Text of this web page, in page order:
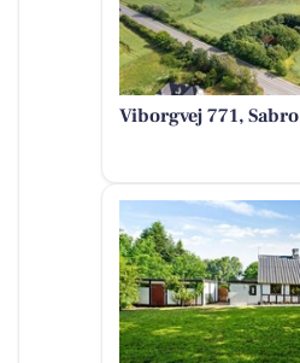
Viborgvej 771, Sabro